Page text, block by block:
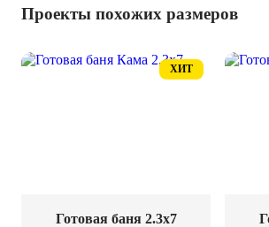
Проекты похожих размеров
ХИТ
Готовая баня 2.3x7